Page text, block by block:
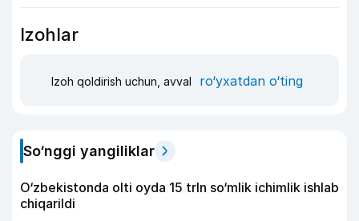
Izohlar
Izoh qoldirish uchun, avval ro‘yxatdan o‘ting
So‘nggi yangiliklar
O‘zbekistonda olti oyda 15 trln so‘mlik ichimlik ishlab
chiqarildi